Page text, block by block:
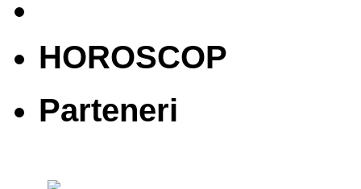
HOROSCOP
Parteneri